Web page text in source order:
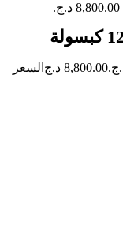
8,800.00 د.ج السعر